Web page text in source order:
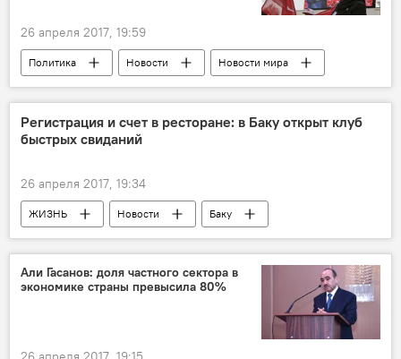
26 апреля 2017, 19:59
Политика Новости
Новости мира
Турция
Мевлют Чавушоглу
ПАСЕ
расизм
реформы
сотрудничество
Регистрация и счет в ресторане: в Баку открыт клуб
быстрых свиданий
26 апреля 2017, 19:34
ЖИЗНЬ Новости
Баку
Севиль Лятифзаде
встреча
Свидание
клуб быстрых знакомств
телефонные номера
Али Гасанов: доля частного сектора в
экономике страны превысила 80%